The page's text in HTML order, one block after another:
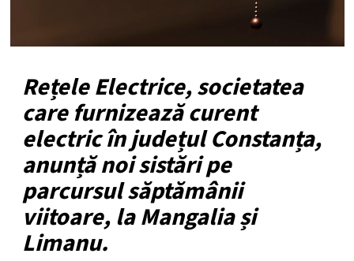
Rețele Electrice, societatea
care furnizează curent
electric în județul Constanța,
anunță noi sistări pe
parcursul săptămânii
viitoare, la Mangalia și
Limanu.